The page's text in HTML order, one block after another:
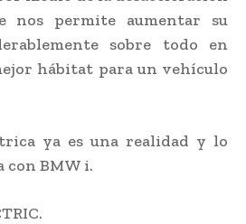
nos permite aumentar su
sobre todo en
hábitat para un vehículo
ya es una realidad y lo
BMW i.